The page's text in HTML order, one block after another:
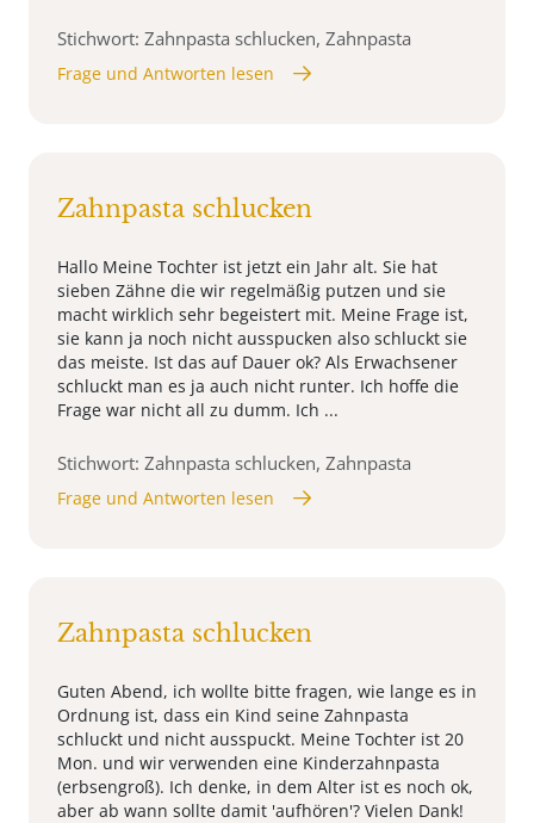
Stichwort: Zahnpasta schlucken, Zahnpasta
Frage und Antworten lesen
Zahnpasta schlucken
Hallo Meine Tochter ist jetzt ein Jahr alt. Sie hat
sieben Zähne die wir regelmäßig putzen und sie
macht wirklich sehr begeistert mit. Meine Frage ist,
sie kann ja noch nicht ausspucken also schluckt sie
das meiste. Ist das auf Dauer ok? Als Erwachsener
schluckt man es ja auch nicht runter. Ich hoffe die
Frage war nicht all zu dumm. Ich ...
Stichwort: Zahnpasta schlucken, Zahnpasta
Frage und Antworten lesen
Zahnpasta schlucken
Guten Abend, ich wollte bitte fragen, wie lange es in
Ordnung ist, dass ein Kind seine Zahnpasta
schluckt und nicht ausspuckt. Meine Tochter ist 20
Mon. und wir verwenden eine Kinderzahnpasta
(erbsengroß). Ich denke, in dem Alter ist es noch ok,
aber ab wann sollte damit 'aufhören'? Vielen Dank!